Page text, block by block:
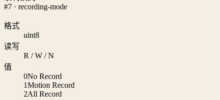
#7 · recording-mode
格式
uint8
读写
R / W / N
值
0No Record
1Motion Record
2All Record